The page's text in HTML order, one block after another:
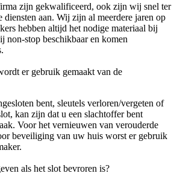
zijn gekwalificeerd, ook zijn wij snel ter
diensten aan. Wij zijn al meerdere jaren op
hebben altijd het nodige materiaal bij
stop beschikbaar en komen
er gebruik gemaakt van de
bent, sleutels verloren/vergeten of
kan zijn dat u een slachtoffer bent
Voor het vernieuwen van verouderde
beveiliging van uw huis worst er gebruik
als het slot bevroren is?